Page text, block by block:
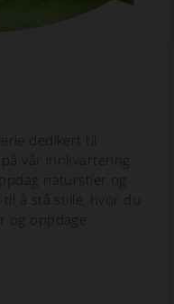
dedikert til
vår innkvartering
naturstier og
å stå stille, hvor du
og oppdage